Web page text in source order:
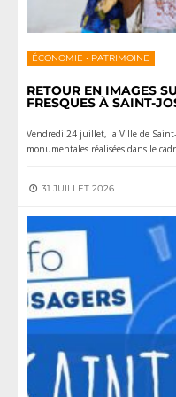
ÉCONOMIE • PATRIMOINE
RETOUR EN IMAGES
FRESQUES À SAINT-
Vendredi 24 juillet, la Ville de
monumentales réalisées dans le
31 JUILLET 2026